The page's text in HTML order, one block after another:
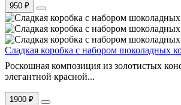
950 ₽
Сладкая коробка с набором шоколадных
Роскошная композиция из золотистых
элегантной красной...
1900 ₽